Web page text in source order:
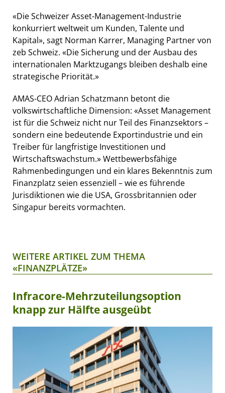
«Die Schweizer Asset-Management-Industrie
konkurriert weltweit um Kunden, Talente und
Kapital», sagt Norman Karrer, Managing Partner von
zeb Schweiz. «Die Sicherung und der Ausbau des
internationalen Marktzugangs bleiben deshalb eine
strategische Priorität.»
AMAS-CEO Adrian Schatzmann betont die
volkswirtschaftliche Dimension: «Asset Management
ist für die Schweiz nicht nur Teil des Finanzsektors –
sondern eine bedeutende Exportindustrie und ein
Treiber für langfristige Investitionen und
Wirtschaftswachstum.» Wettbewerbsfähige
Rahmenbedingungen und ein klares Bekenntnis zum
Finanzplatz seien essenziell – wie es führende
Jurisdiktionen wie die USA, Grossbritannien oder
Singapur bereits vormachten.
WEITERE ARTIKEL ZUM THEMA
«FINANZPLÄTZE»
Infracore-Mehrzuteilungsoption
knapp zur Hälfte ausgeübt